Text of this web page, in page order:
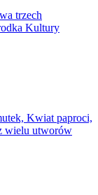
trzech
Kultury
Kwiat paproci,
wielu utworów